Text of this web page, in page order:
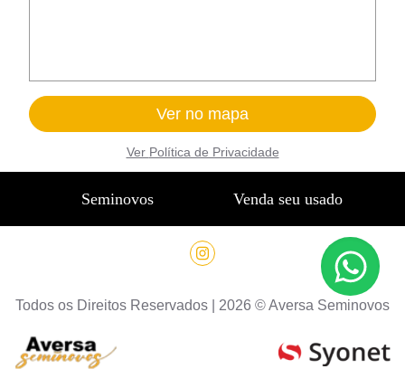
Ver no mapa
Ver Política de Privacidade
Seminovos Venda seu usado
Todos os Direitos Reservados | 2026 ©Aversa Seminovos